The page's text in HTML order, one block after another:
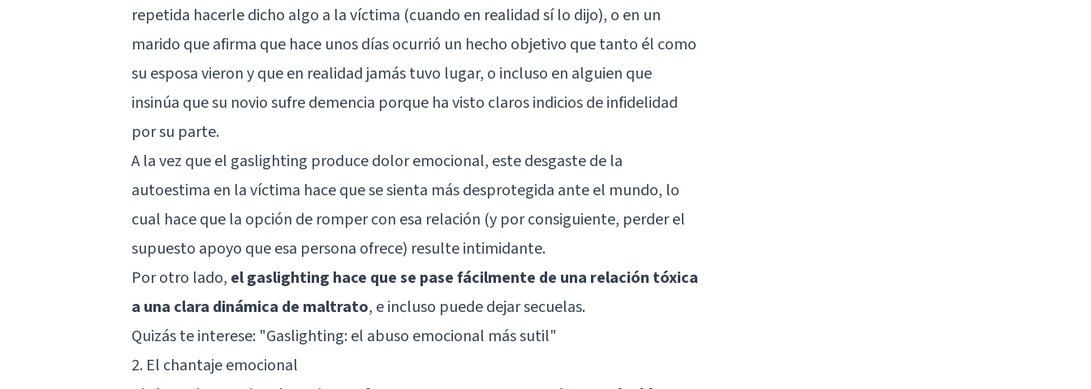
repetida hacerle dicho algo a la víctima (cuando en realidad sí lo dijo), o en un
marido que afirma que hace unos días ocurrió un hecho objetivo que tanto él como
su esposa vieron y que en realidad jamás tuvo lugar, o incluso en alguien que
insinúa que su novio sufre demencia porque ha visto claros indicios de infidelidad
por su parte.
A la vez que el gaslighting produce dolor emocional, este desgaste de la
autoestima en la víctima hace que se sienta más desprotegida ante el mundo, lo
cual hace que la opción de romper con esa relación (y por consiguiente, perder el
supuesto apoyo que esa persona ofrece) resulte intimidante.
Por otro lado, el gaslighting hace que se pase fácilmente de una relación tóxica
a una clara dinámica de maltrato, e incluso puede dejar secuelas.
Quizás te interese: "Gaslighting: el abuso emocional más sutil"
2. El chantaje emocional